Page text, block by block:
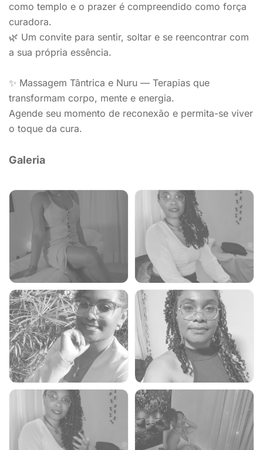
como templo e o prazer é compreendido como força
curadora.
🌿 Um convite para sentir, soltar e se reencontrar com
a sua própria essência.
✨ Massagem Tântrica e Nuru — Terapias que
transformam corpo, mente e energia.
Agende seu momento de reconexão e permita-se viver
o toque da cura.
Galeria